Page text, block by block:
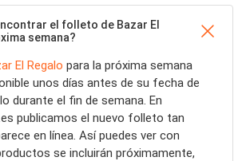
el folleto de Bazar El
semana?
El Regalo para la próxima semana
unos días antes de su fecha de
durante el fin de semana. En
publicamos el nuevo folleto tan
en línea. Así puedes ver con
se incluirán próximamente,